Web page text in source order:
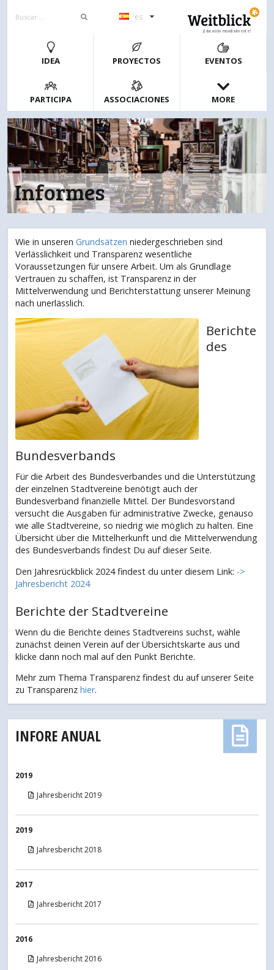
es
¡Educación mundialmente!
IDEA PROYECTOS EVENTOS
PARTICIPA ASSOCIACIONES MORE
Informes
Wie in unseren Grundsätzen niedergeschrieben sind
Verlässlichkeit und Transparenz wesentliche
Voraussetzungen für unsere Arbeit. Um als Grundlage
Vertrauen zu schaffen, ist Transparenz in der
Mittelverwendung und Berichterstattung unserer Meinung
nach unerlässlich.
Berichte
des
Bundesverbands
Für die Arbeit des Bundesverbandes und die Unterstützung
der einzelnen Stadtvereine benötigt auch der
Bundesverband finanzielle Mittel. Der Bundesvorstand
versucht die Ausgaben für administrative Zwecke, genauso
wie alle Stadtvereine, so niedrig wie möglich zu halten. Eine
Übersicht über die Mittelherkunft und die Mittelverwendung
des Bundesverbands findest Du auf dieser Seite.
Den Jahresrückblick 2024 findest du unter diesem Link: ->
Jahresbericht 2024
Berichte der Stadtvereine
Wenn du die Berichte deines Stadtvereins suchst, wähle
zunächst deinen Verein auf der Übersichtskarte aus und
klicke dann noch mal auf den Punkt Berichte.
Mehr zum Thema Transparenz findest du auf unserer Seite
zu Transparenz hier.
INFORE ANUAL
2019
Jahresbericht 2019
2019
Jahresbericht 2018
2017
Jahresbericht 2017
2016
Jahresbericht 2016